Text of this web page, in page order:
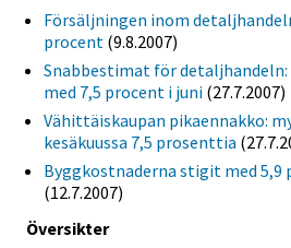
Försäljningen inom
procent (9.8.2007)
Snabbestimat för
med 7,5 procent i juni (27.7.2007)
Vähittäiskaupan pikaennakko:
kesäkuussa 7,5 prosenttia
Byggkostnaderna stigit med 5,9
(12.7.2007)
Översikter